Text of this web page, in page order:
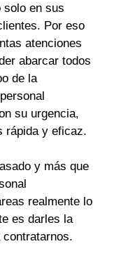
solo en sus
Por eso
atenciones
abarcar todos
de la
su urgencia,
rápida y eficaz.
y más que
realmente lo
es darles la